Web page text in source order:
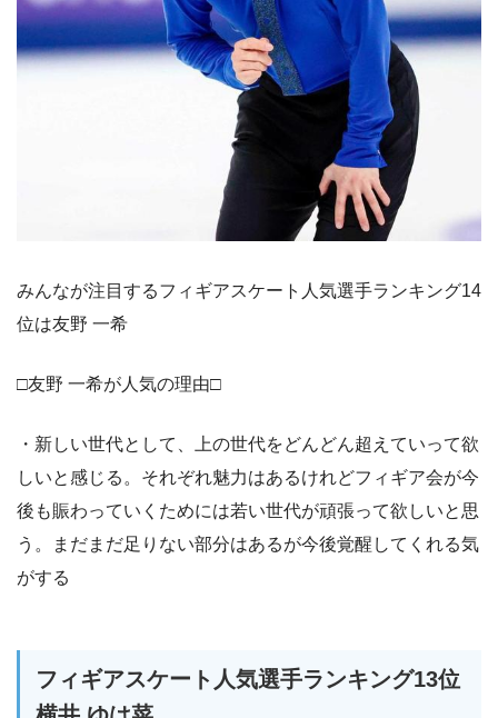
みんなが注目するフィギアスケート人気選手ランキング14
位は友野 一希
□友野 一希が人気の理由□
・新しい世代として、上の世代をどんどん超えていって欲
しいと感じる。それぞれ魅力はあるけれどフィギア会が今
後も賑わっていくためには若い世代が頑張って欲しいと思
う。まだまだ足りない部分はあるが今後覚醒してくれる気
がする
フィギアスケート人気選手ランキング13位